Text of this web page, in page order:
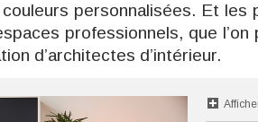
personnalisées. Et les
professionnels, que
d’architectes d’intérieur.